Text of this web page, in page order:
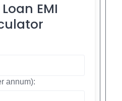
EMI
annum):